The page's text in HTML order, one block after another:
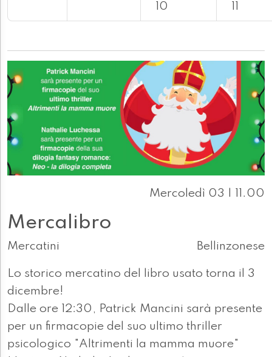
10
11
Mercoledì 03 | 11.00
Mercalibro
Mercatini Bellinzonese
Lo storico mercatino del libro usato torna il 3
dicembre!
Dalle ore 12:30, Patrick Mancini sarà presente
per un firmacopie del suo ultimo thriller
psicologico "Altrimenti la mamma muore"